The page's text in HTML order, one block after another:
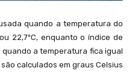
quando a temperatura do
22,7ºC, enquanto o índice de
a temperatura fica igual
são calculados em graus Celsius